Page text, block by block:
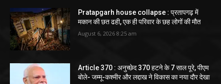
Pratapgarh house collapse : प्रतापगढ़ में
मकान की छत ढही, एक ही परिवार के छह लोगों की मौत
August 6, 2026 8:25 am
Article 370 : अनुच्छेद 370 हटने के 7 साल पूरे, पीएम
बोले- जम्मू-कश्मीर और लद्दाख ने विकास का नया दौर देखा